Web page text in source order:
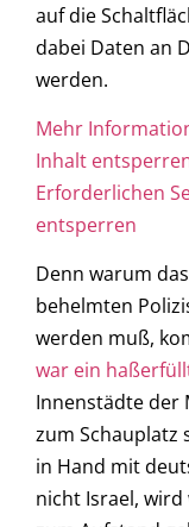
auf die
dabei Daten an
werden.
Mehr
Inhalt
Erforderlichen
entsperren
Denn warum
behelmten
werden muß,
war ein
Innenstädte der
zum Schauplatz
in Hand mit
nicht Israel,